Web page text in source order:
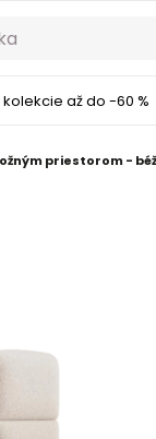
až do -60 %
priestorom -